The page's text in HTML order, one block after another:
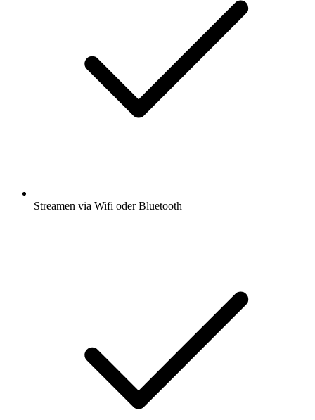
Streamen via Wifi oder Bluetooth